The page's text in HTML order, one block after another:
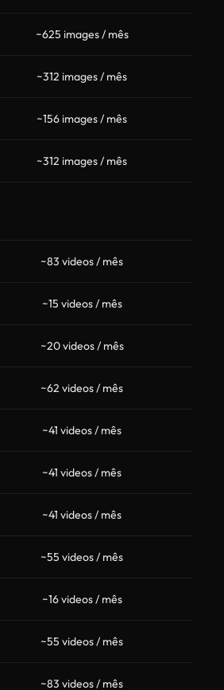
~625 images / mês
~312 images / mês
~156 images / mês
~312 images / mês
~83 videos / mês
~15 videos / mês
~20 videos / mês
~62 videos / mês
~41 videos / mês
~41 videos / mês
~41 videos / mês
~55 videos / mês
~16 videos / mês
~55 videos / mês
~83 videos / mês